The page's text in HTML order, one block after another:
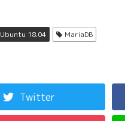
Ubuntu 18.04 MariaDB
Twitter